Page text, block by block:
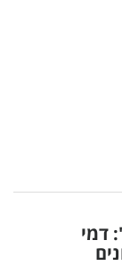
שקל": דמי